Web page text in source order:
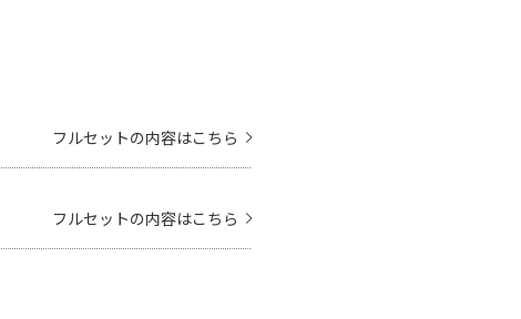
フルセットの内容はこちら
フルセットの内容はこちら